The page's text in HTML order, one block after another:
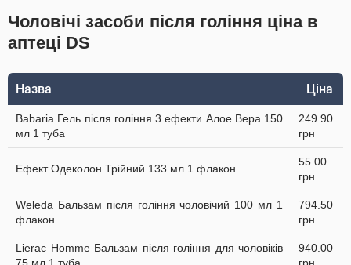
Чоловічі засоби після гоління ціна в
аптеці DS
Назва Ціна
Babaria Гель після гоління 3 ефекти Алое Вера 150
мл 1 туба
249.90
грн
Ефект Одеколон Трійний 133 мл 1 флакон
55.00
грн
Weleda Бальзам після гоління чоловічий 100 мл 1
флакон
794.50
грн
Lierac Homme Бальзам після гоління для чоловіків
940.00